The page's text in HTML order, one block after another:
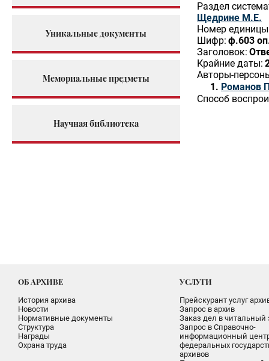
Уникальные документы
Мемориальные предметы
Научная библиотека
Раздел
Щедрине М.Е.
Номер единицы
Шифр: ф.603
Заголовок:
Крайние даты:
Авторы-
Романов
Способ
ОБ АРХИВЕ
История архива
Новости
Нормативные документы
Структура
Награды
Охрана труда
УСЛУГИ
Прейскурант услуг
Запрос в архив
Заказ дел в читальный
Запрос в Справочно-
информационный
федеральных
архивов